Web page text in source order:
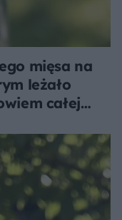
mięsa na
leżało
całej